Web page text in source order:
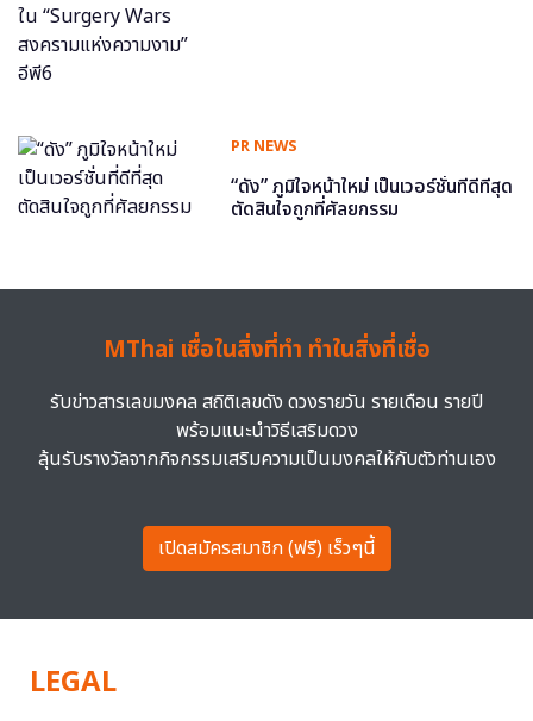
PR NEWS
“ดัง” ภูมิใจหน้าใหม่ เป็นเวอร์ชั่นที่ดีที่สุด
ตัดสินใจถูกที่ศัลยกรรม
MThai เชื่อในสิ่งที่ทำ ทำในสิ่งที่เชื่อ
รับข่าวสารเลขมงคล สถิติเลขดัง ดวงรายวัน รายเดือน รายปี
พร้อมแนะนำวิธีเสริมดวง
ลุ้นรับรางวัลจากกิจกรรมเสริมความเป็นมงคลให้กับตัวท่านเอง
เปิดสมัครสมาชิก (ฟรี) เร็วๆนี้
LEGAL